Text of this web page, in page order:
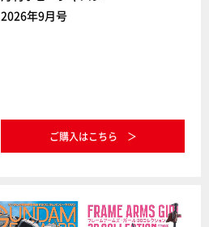
2026年9月号
ご購入はこちら